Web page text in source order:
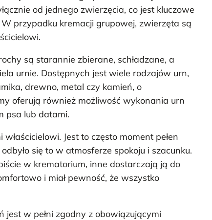
od jednego zwierzęcia, co jest kluczowe
przypadku kremacji grupowej, zwierzęta są
są starannie zbierane, schładzane, a
urnie. Dostępnych jest wiele rodzajów urn,
drewno, metal czy kamień, o
oferują również możliwość wykonania urn
psa lub datami.
Jest to często moment pełen
się to w atmosferze spokoju i szacunku.
w krematorium, inne dostarczają ją do
i miał pewność, że wszystko
jest w pełni zgodny z obowiązującymi